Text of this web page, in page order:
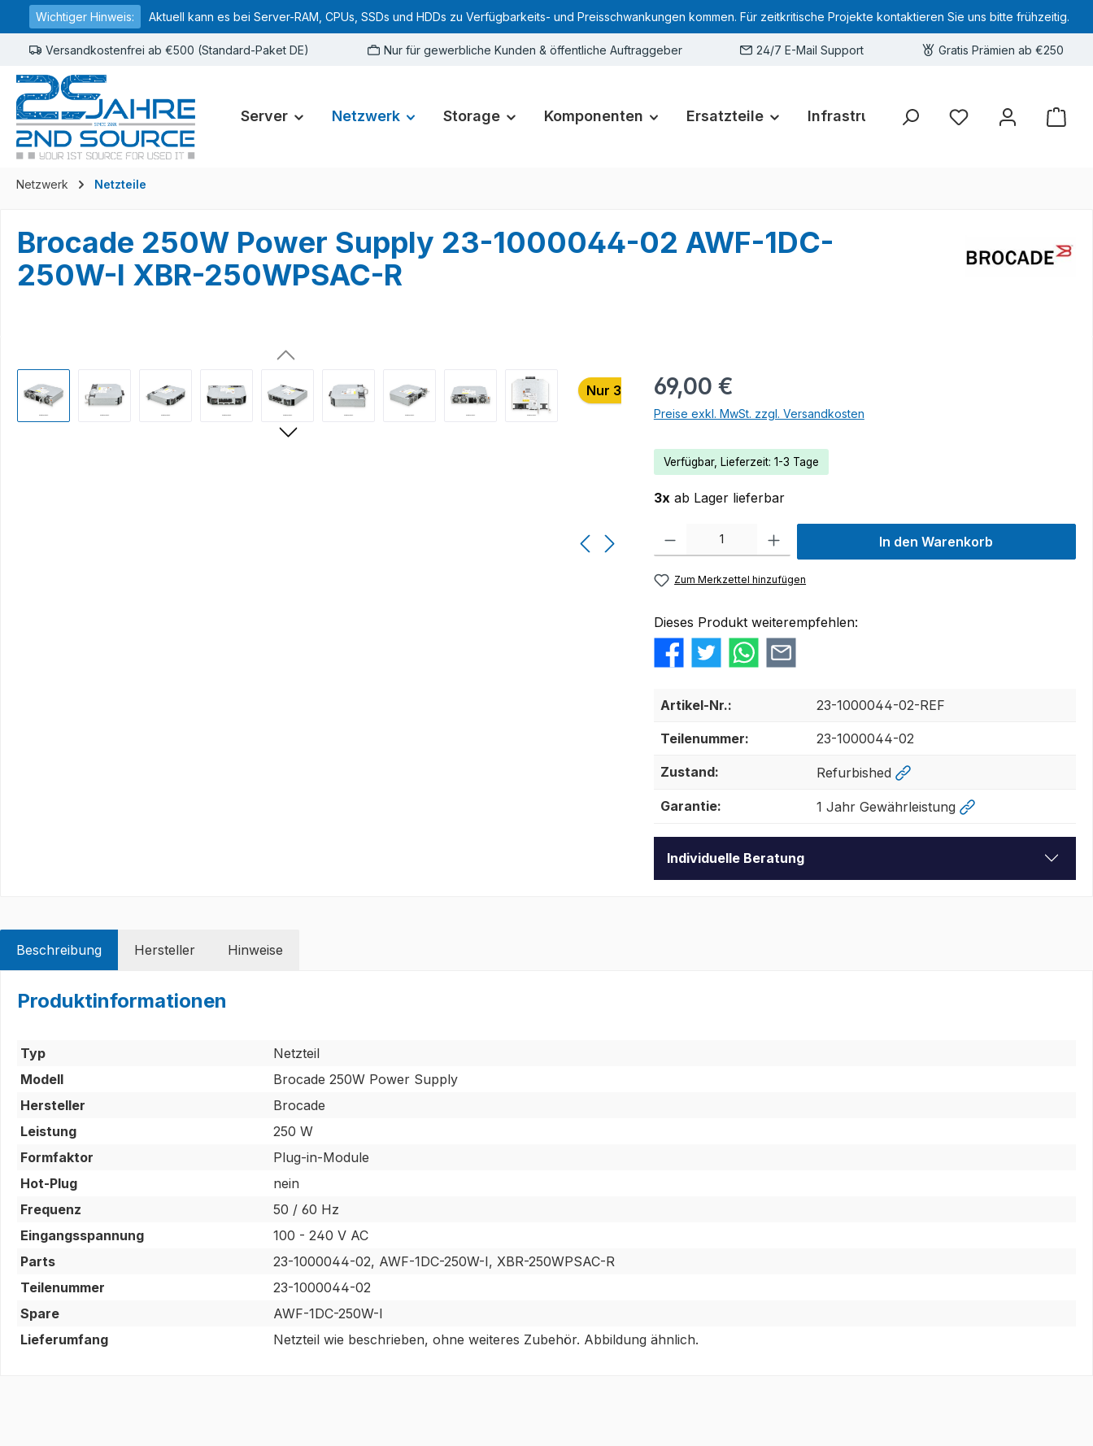
Zur Hauptnavigation springen
Wichtiger Hinweis: Aktuell kann es bei Server-RAM, CPUs, SSDs und HDDs zu Verfügbarkeits- und Preisschwankungen kommen. Für zeitkritische Projekte kontaktieren Sie uns bitte frühzeitig.
Versandkostenfrei ab €500 (Standard-Paket DE) Nur für gewerbliche Kunden & öffentliche Auftraggeber 24/7 E-Mail Support Gratis Prämien ab €250
Server Netzwerk Storage Komponenten Ersatzteile Infrastruktur Hardware-Deals
Sie haben 0 Produkte
Netzwerk Netzteile
Brocade 250W Power Supply 23-1000044-02 AWF-1DC-
250W-I XBR-250WPSAC-R
Nur 3 auf Lager!69,00 €
Preise exkl. MwSt. zzgl. Versandkosten
Verfügbar, Lieferzeit: 1-3 Tage
3x ab Lager lieferbar
Produkt Anzahl: Gib den gewünschten Wert ein oder benutze die Schaltflächen um die
In den Warenkorb
Zum Merkzettel hinzufügen
Dieses Produkt weiterempfehlen:
Artikel-Nr.: 23-1000044-02-REF
Teilenummer: 23-1000044-02
Zustand: Refurbished
Garantie: 1 Jahr Gewährleistung
Individuelle Beratung
Beschreibung Hersteller Hinweise
Produktinformationen
Typ
Netzteil
Modell
Brocade 250W Power Supply
Hersteller
Brocade
Leistung
250 W
Formfaktor
Plug-in-Module
Hot-Plug
nein
Frequenz
50 / 60 Hz
Eingangsspannung
100 - 240 V AC
Parts
23-1000044-02, AWF-1DC-250W-I, XBR-250WPSAC-R
Teilenummer
23-1000044-02
Spare
AWF-1DC-250W-I
Lieferumfang
Netzteil wie beschrieben, ohne weiteres Zubehör. Abbildung ähnlich.